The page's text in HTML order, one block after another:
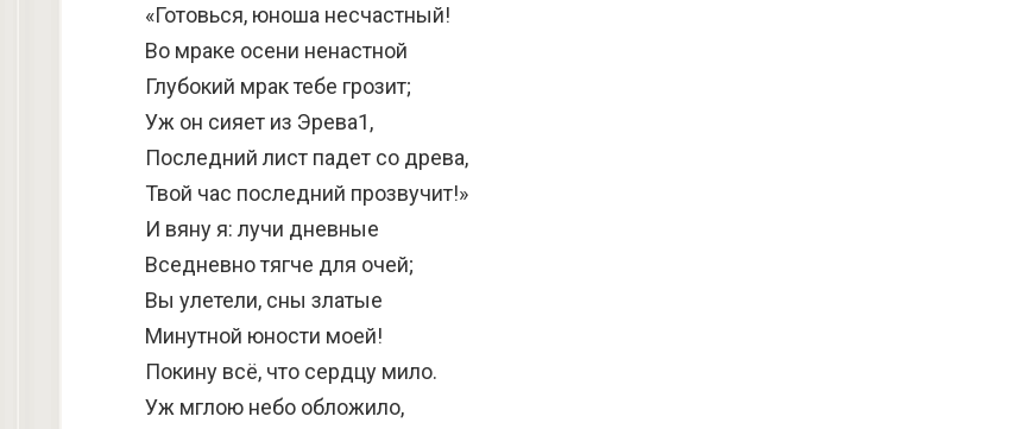
«Готовься, юноша несчастный!
Во мраке осени ненастной
Глубокий мрак тебе грозит;
Уж он сияет из Эрева1,
Последний лист падет со древа,
Твой час последний прозвучит!»
И вяну я: лучи дневные
Вседневно тягче для очей;
Вы улетели, сны златые
Минутной юности моей!
Покину всё, что сердцу мило.
Уж мглою небо обложило,